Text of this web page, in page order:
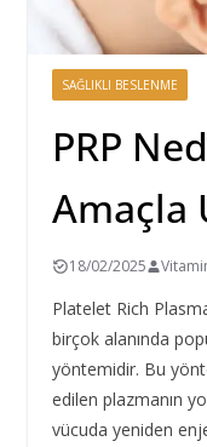
SAĞLIKLI BESLENME
PRP
Amaçla
18/02/2025
Platelet Rich
birçok alanında
yöntemidir. Bu
edilen plazmanın
vücuda yeniden